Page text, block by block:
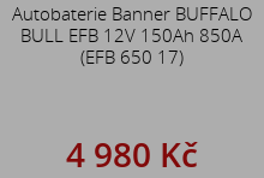
Autobaterie Banner BUFFALO
BULL EFB 12V 150Ah 850A
(EFB 650 17)
4 980 Kč